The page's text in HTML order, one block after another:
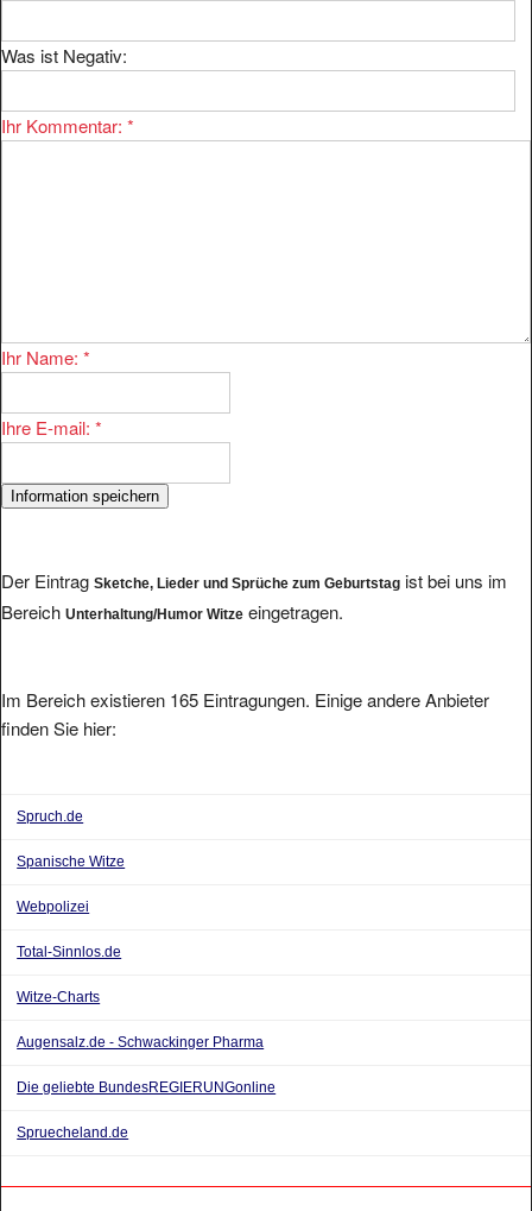
Was ist Negativ:
Ihr Kommentar: *
Ihr Name: *
Ihre E-mail: *
Der Eintrag Sketche, Lieder und Sprüche zum Geburtstag ist bei uns im
Bereich Unterhaltung/Humor Witze eingetragen.
Im Bereich existieren 165 Eintragungen. Einige andere Anbieter
finden Sie hier:
Spruch.de
Spanische Witze
Webpolizei
Total-Sinnlos.de
Witze-Charts
Augensalz.de - Schwackinger Pharma
Die geliebte BundesREGIERUNGonline
Spruecheland.de